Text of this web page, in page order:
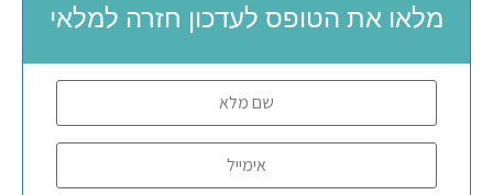
מלאו את הטופס לעדכון חזרה למלאי